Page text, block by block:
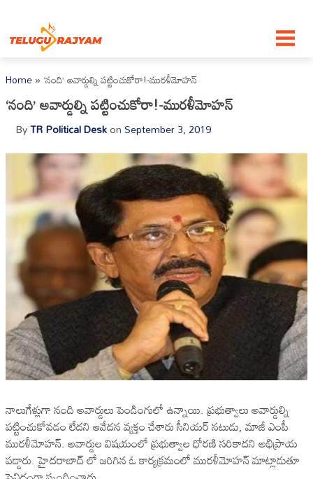
Home»‘నంది’ అవార్డుల్ని ప‌ట్టించుకోరా!-ముర‌ళీమోహ‌న్‌
‘నంది’ అవార్డుల్ని ప‌ట్టించుకోరా!-ముర‌ళీమోహ‌న్‌
ByTR Political DeskonSeptember 3, 2019
నాలుగేళ్లుగా నంది అవార్డులు పెండింగులో ఉన్నాయి. ప్ర‌భుత్వాలు అవార్డుల్ని
ప‌ట్టించుకోవ‌డం లేదని ఆవేద‌న వ్య‌క్తం చేశారు సీనియ‌ర్ న‌టుడు, మాజీ ఎంపీ
ముర‌ళీమోహ‌న్. అవార్డుల విష‌యంలో ప్ర‌భుత్వాల ధోర‌ణి స‌రికాద‌ని అభిప్రాయ
ప‌డ్డారు. హైద‌రాబాద్ లో జ‌రిగిన ఓ కార్య‌క్ర‌మంలో ముర‌ళీమోహ‌న్ మాట్లాడుతూ